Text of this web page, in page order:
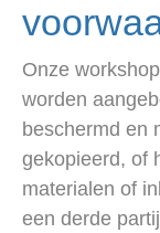
Onze
worden
beschermd en
gekopieerd, of
materialen of
een derde